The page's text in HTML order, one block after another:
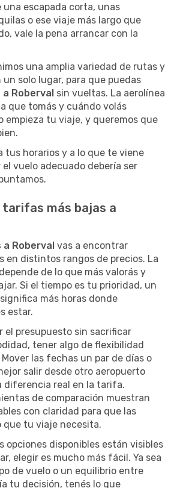
una escapada corta, unas
o ese viaje más largo que
vale la pena arrancar con la
una amplia variedad de rutas y
un solo lugar, para que puedas
Roberval sin vueltas. La aerolínea
que tomás y cuándo volás
empieza tu viaje, y queremos que
tus horarios y a lo que te viene
vuelo adecuado debería ser
tarifas más bajas a
a Roberval vas a encontrar
en distintos rangos de precios. La
de lo que más valorás y
Si el tiempo es tu prioridad, un
más horas donde
estar.
el presupuesto sin sacrificar
tener algo de flexibilidad
las fechas un par de días o
salir desde otro aeropuerto
diferencia real en la tarifa.
de comparación muestran
con claridad para que las
que tu viaje necesita.
opciones disponibles están visibles
elegir es mucho más fácil. Ya sea
de vuelo o un equilibrio entre
tu decisión, tenés lo que